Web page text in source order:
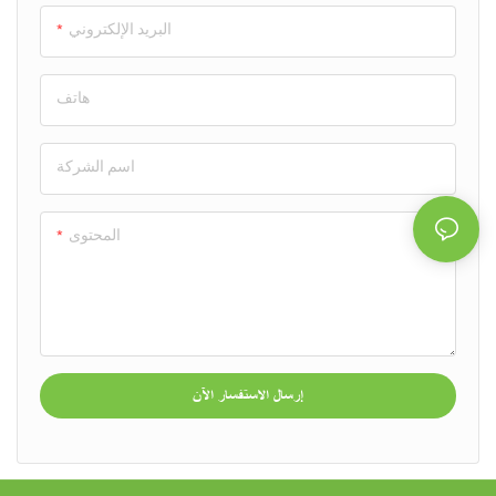
البريد الإلكتروني
هاتف
اسم الشركة
المحتوى
إرسال الاستفسار الآن